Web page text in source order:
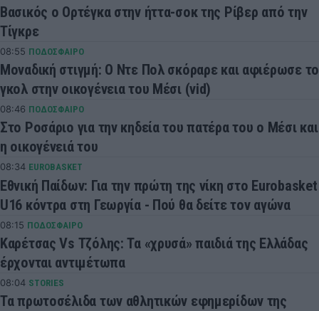
Βασικός ο Ορτέγκα στην ήττα-σοκ της Ρίβερ από την
Τίγκρε
08:55 ΠΟΔΟΣΦΑΙΡΟ
Μοναδική στιγμή: Ο Ντε Πολ σκόραρε και αφιέρωσε το
γκολ στην οικογένεια του Μέσι (vid)
08:46 ΠΟΔΟΣΦΑΙΡΟ
Στο Ροσάριο για την κηδεία του πατέρα του ο Μέσι και
η οικογένειά του
08:34 EUROBASKET
Εθνική Παίδων: Για την πρώτη της νίκη στο Eurobasket
U16 κόντρα στη Γεωργία - Πού θα δείτε τον αγώνα
08:15 ΠΟΔΟΣΦΑΙΡΟ
Καρέτσας Vs Τζόλης: Τα «χρυσά» παιδιά της Ελλάδας
έρχονται αντιμέτωπα
08:04 STORIES
Τα πρωτοσέλιδα των αθλητικών εφημερίδων της